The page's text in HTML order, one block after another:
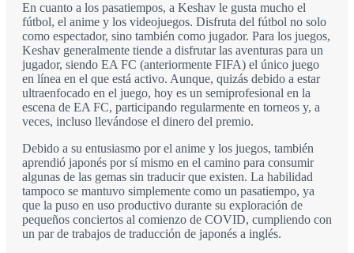
En cuanto a los pasatiempos, a Keshav le gusta mucho el
fútbol, el anime y los videojuegos. Disfruta del fútbol no solo
como espectador, sino también como jugador. Para los juegos,
Keshav generalmente tiende a disfrutar las aventuras para un
jugador, siendo EA FC (anteriormente FIFA) el único juego
en línea en el que está activo. Aunque, quizás debido a estar
ultraenfocado en el juego, hoy es un semiprofesional en la
escena de EA FC, participando regularmente en torneos y, a
veces, incluso llevándose el dinero del premio.
Debido a su entusiasmo por el anime y los juegos, también
aprendió japonés por sí mismo en el camino para consumir
algunas de las gemas sin traducir que existen. La habilidad
tampoco se mantuvo simplemente como un pasatiempo, ya
que la puso en uso productivo durante su exploración de
pequeños conciertos al comienzo de COVID, cumpliendo con
un par de trabajos de traducción de japonés a inglés.